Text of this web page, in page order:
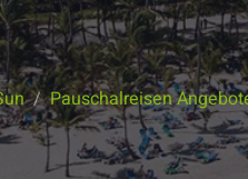
Pauschalreisen